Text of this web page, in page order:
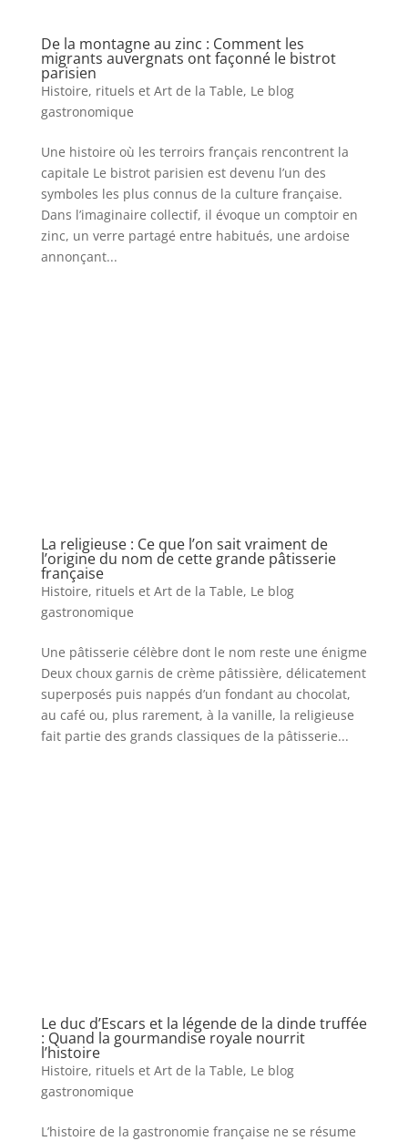
De la montagne au zinc : Comment les
migrants auvergnats ont façonné le bistrot
parisien
Histoire, rituels et Art de la Table, Le blog
gastronomique
Une histoire où les terroirs français rencontrent la
capitale Le bistrot parisien est devenu l’un des
symboles les plus connus de la culture française.
Dans l’imaginaire collectif, il évoque un comptoir en
zinc, un verre partagé entre habitués, une ardoise
annonçant...
La religieuse : Ce que l’on sait vraiment de
l’origine du nom de cette grande pâtisserie
française
Histoire, rituels et Art de la Table, Le blog
gastronomique
Une pâtisserie célèbre dont le nom reste une énigme
Deux choux garnis de crème pâtissière, délicatement
superposés puis nappés d’un fondant au chocolat,
au café ou, plus rarement, à la vanille, la religieuse
fait partie des grands classiques de la pâtisserie...
Le duc d’Escars et la légende de la dinde truffée
: Quand la gourmandise royale nourrit
l’histoire
Histoire, rituels et Art de la Table, Le blog
gastronomique
L’histoire de la gastronomie française ne se résume